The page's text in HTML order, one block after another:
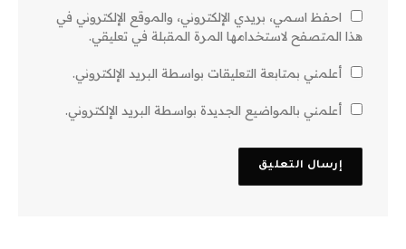
احفظ اسمي، بريدي الإلكتروني، والموقع الإلكتروني في
هذا المتصفح لاستخدامها المرة المقبلة في تعليقي.
أعلمني بمتابعة التعليقات بواسطة البريد الإلكتروني.
أعلمني بالمواضيع الجديدة بواسطة البريد الإلكتروني.